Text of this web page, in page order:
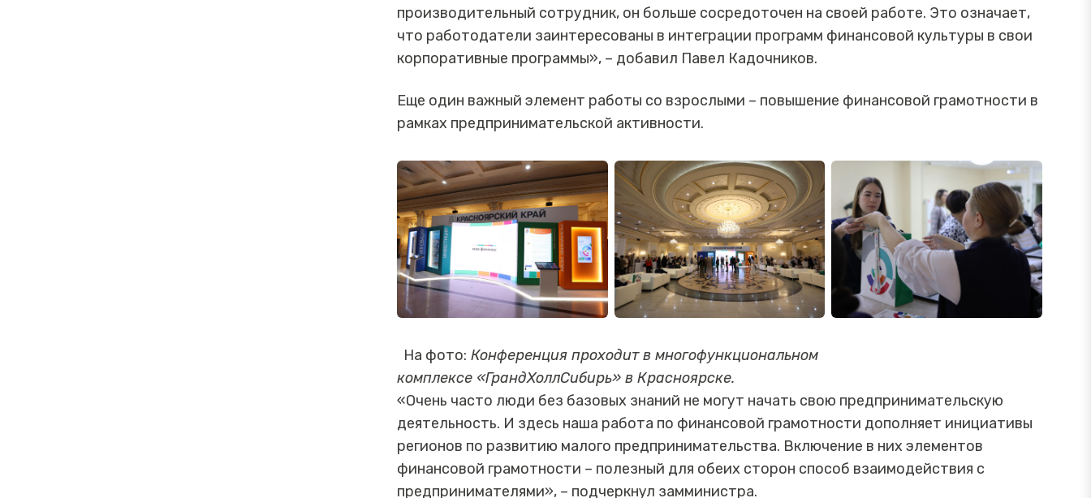
производительный сотрудник, он больше сосредоточен на своей работе. Это означает,
что работодатели заинтересованы в интеграции программ финансовой культуры в свои
корпоративные программы», – добавил Павел Кадочников.
Еще один важный элемент работы со взрослыми – повышение финансовой грамотности в
рамках предпринимательской активности.
На фото: Конференция проходит в многофункциональном
комплексе «ГрандХоллСибирь» в Красноярске.
«Очень часто люди без базовых знаний не могут начать свою предпринимательскую
деятельность. И здесь наша работа по финансовой грамотности дополняет инициативы
регионов по развитию малого предпринимательства. Включение в них элементов
финансовой грамотности – полезный для обеих сторон способ взаимодействия с
предпринимателями», – подчеркнул замминистра.